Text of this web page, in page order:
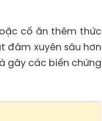
cố ăn thêm thức
đâm xuyên sâu hơn
gây các biến chứng